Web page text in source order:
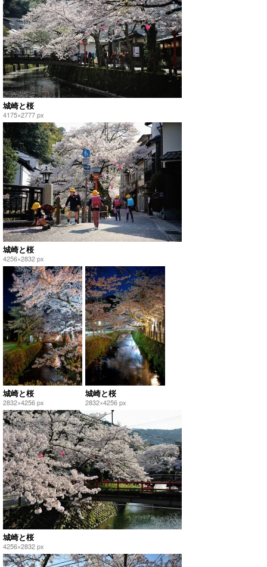
城崎と桜
4175×2777 px
城崎と桜
4256×2832 px
城崎と桜
2832×4256 px
城崎と桜
2832×4256 px
城崎と桜
4256×2832 px